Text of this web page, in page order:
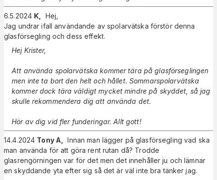
6.5.2024 K
Hej,
Jag undrar ifall användande av spolarvätska förstör denna
glasförsegling och dess effekt.
Hej Krister,
Att använda spolarvätska kommer tära på glasförseglingen
men inte ta bort den helt och hållet. Sommarspolarvätska
kommer dock tära väldigt mycket mindre på skyddet, så jag
skulle rekommendera dig att använda det.
Hör av dig vid fler funderingar. Allt gott!
14.4.2024 Tony A
Innan man lägger på glasförsegling vad ska
man använda för att göra rent rutan då? Trodde
glasrengörningen var för det men det innehåller ju och lämnar
en skyddande yta efter sig så det är väl inte bra tänker jag.